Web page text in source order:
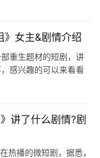
》女主&剧情介绍
重生题材的短剧，讲
感兴趣的可以来看看
讲了什么剧情?剧
热播的微短剧，据悉，